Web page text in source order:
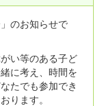
のお知らせで
い等のある子ど
に考え、時間を
たでも参加でき
ります。